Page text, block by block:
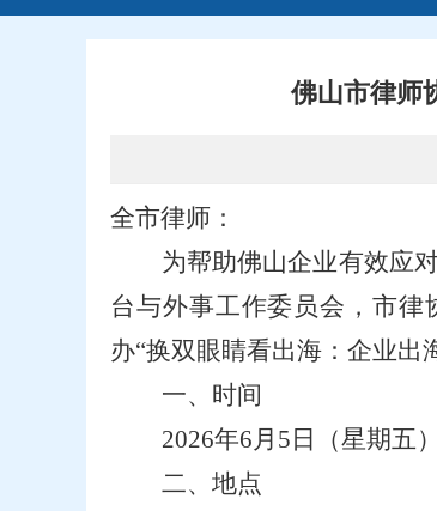
佛山市律师
全市律师
为帮助佛山企业有效应
台与外事工作委员会，市
办“换双眼睛看出海：企业出
一、时间
2026年6月5日（星期五
二、地点